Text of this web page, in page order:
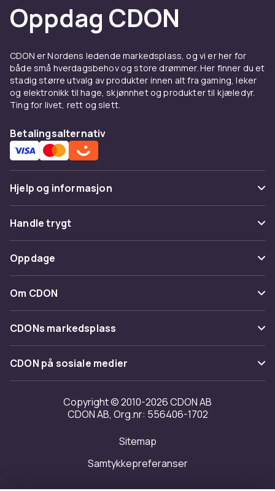
Oppdag CDON
CDON er Nordens ledende markedsplass, og vi er her for
både små hverdagsbehov og store drømmer. Her finner du et
stadig større utvalg av produkter innen alt fra gaming, leker
og elektronikk til hage, skjønnhet og produkter til kjæledyr.
Ting for livet, rett og slett.
Betalingsalternativ
Hjelp og informasjon
Vanlige spørsmål
Spor pakke
Angre & returner her
Kontakt oss
Handle trygt
Betaling
Levering
Tilbakekallinger
Oppdage
Kategorier
Varemerker
Om CDON
Om oss
Kundeanmeldelser
Jobbe på CDON
Investor relations
Tilgjengelighet
CDONs markedsplass
Merchant Help Center
CDON på sosiale medier
Copyright © 2010-2026 CDON AB
CDON AB, Org.nr: 556406-1702
Sitemap
Samtykkepreferanser